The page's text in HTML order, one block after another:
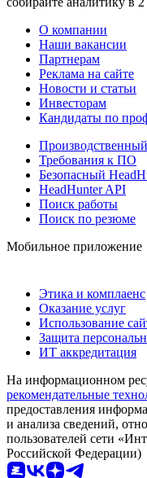
О компании
Наши вакансии
Партнерам
Реклама на сайте
Новости и статьи
Инвесторам
Кандидаты по
Требования к ПО
Безопасный
HeadHunter API
Поиск работы
Поиск по резюме
Мобильное приложение
Этика и комплаенс
Оказание услуг
Использование
Защита
ИТ аккредитация
На информационном
рекомендательные
предоставления
и анализа сведений,
пользователей сети
Российской Федерации)